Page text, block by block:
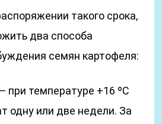
такого срока,
два способа
семян картофеля:
при температуре +16 ºС
одну или две недели. За